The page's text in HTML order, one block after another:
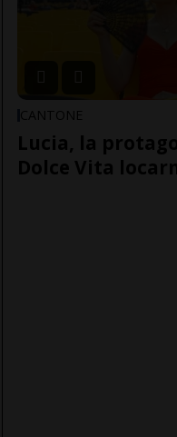
CANTONE
Lucia, la
Dolce Vita